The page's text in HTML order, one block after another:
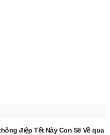
điệp Tết Này Con Sẽ Về qua